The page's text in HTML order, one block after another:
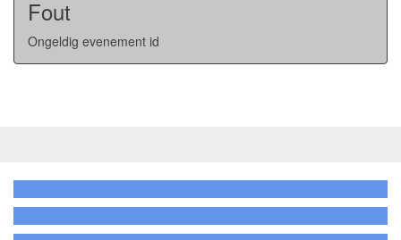
Fout
Ongeldig evenement id